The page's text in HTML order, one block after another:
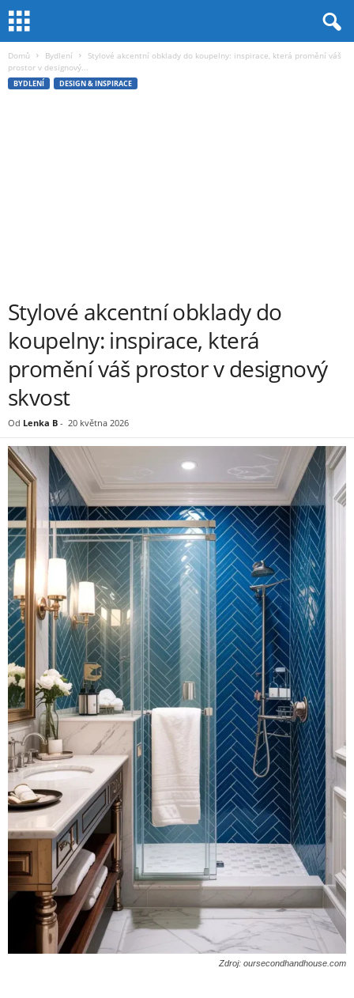
Domů Bydlení
Stylové akcentní obklady do koupelny: inspirace, která promění váš
prostor v designový...
BYDLENÍ DESIGN & INSPIRACE
Stylové akcentní obklady do
koupelny: inspirace, která
promění váš prostor v designový
skvost
Od Lenka B - 20 května 2026
Zdroj: oursecondhandhouse.com